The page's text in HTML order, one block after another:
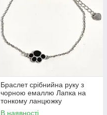
Браслет срібнийна руку з
чорною емаллю Лапка на
тонкому ланцюжку
В наявності